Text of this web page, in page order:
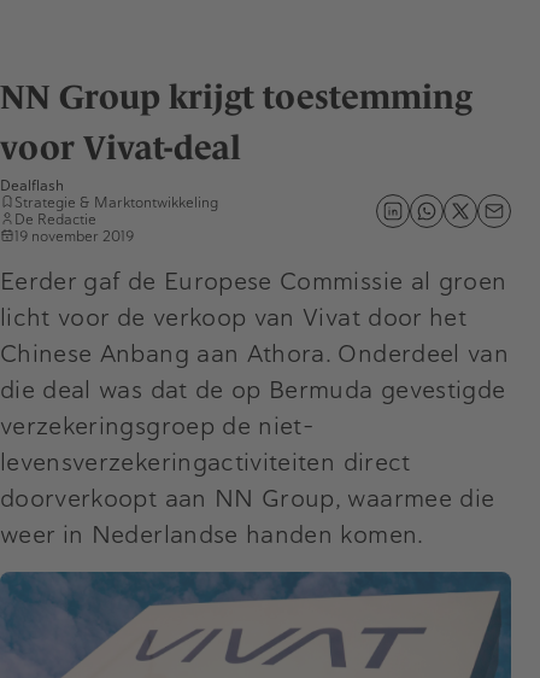
NN Group krijgt toestemming
voor Vivat-deal
Dealflash
Strategie & Marktontwikkeling
De Redactie
19 november 2019
Eerder gaf de Europese Commissie al groen
licht voor de verkoop van Vivat door het
Chinese Anbang aan Athora. Onderdeel van
die deal was dat de op Bermuda gevestigde
verzekeringsgroep de niet-
levensverzekeringactiviteiten direct
doorverkoopt aan NN Group, waarmee die
weer in Nederlandse handen komen.